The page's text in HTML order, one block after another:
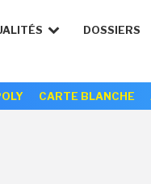
DOSSIERS
CARTE BLANCHE